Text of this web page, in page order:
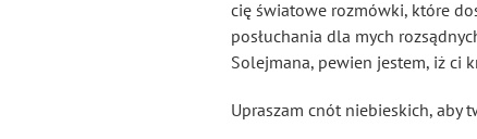
cię światowe rozmówki, które
posłuchania dla mych
Solejmana, pewien jestem, iż ci
Upraszam cnót niebieskich, aby